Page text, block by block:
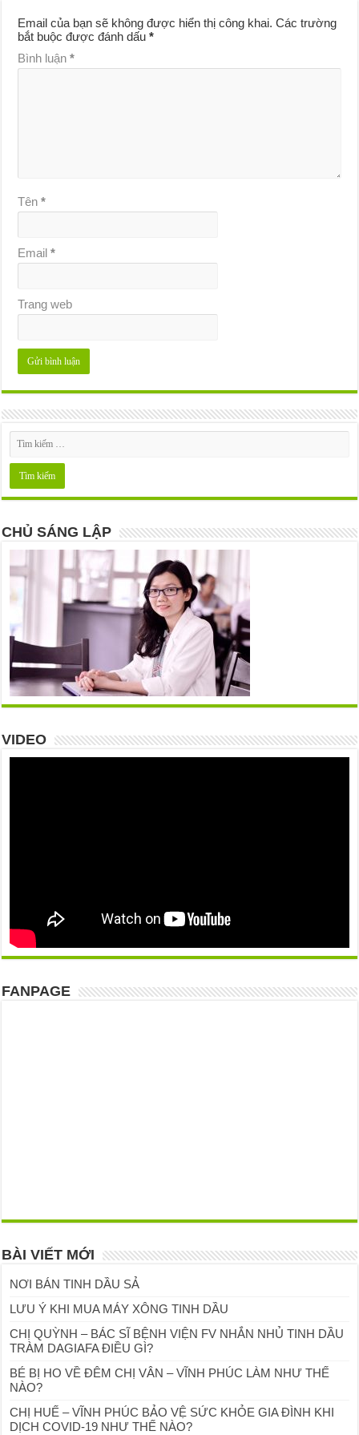
Email của bạn sẽ không được hiển thị công khai. Các trường
bắt buộc được đánh dấu*
Bình luận*
Tên*
Email*
Trang web
CHỦ SÁNG LẬP
VIDEO
FANPAGE
BÀI VIẾT MỚI
NƠI BÁN TINH DẦU SẢ
LƯU Ý KHI MUA MÁY XÔNG TINH DẦU
CHỊ QUỲNH – BÁC SĨ BỆNH VIỆN FV NHẮN NHỦ TINH DẦU
TRÀM DAGIAFA ĐIỀU GÌ?
BÉ BỊ HO VỀ ĐÊM CHỊ VÂN – VĨNH PHÚC LÀM NHƯ THẾ
NÀO?
CHỊ HUẾ – VĨNH PHÚC BẢO VỆ SỨC KHỎE GIA ĐÌNH KHI
DỊCH COVID-19 NHƯ THẾ NÀO?